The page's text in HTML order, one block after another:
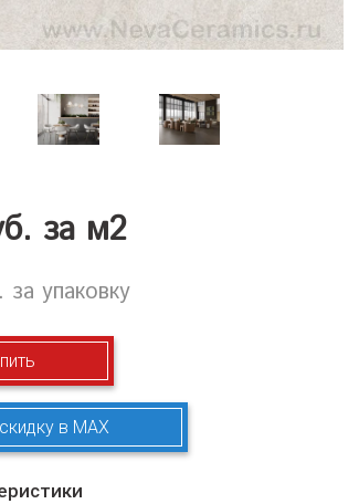
за м2
упаковку
в MAX